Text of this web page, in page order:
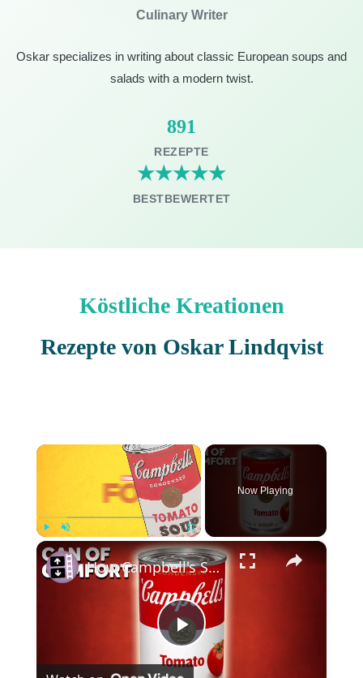
Culinary Writer
Oskar specializes in writing about classic European soups and
salads with a modern twist.
891
REZEPTE
★★★★★
BESTBEWERTET
Köstliche Kreationen
Rezepte von Oskar Lindqvist
×
Fullscreen
Now Playing
×
Play
How Campbell's Soup Has Stood The Test of Time